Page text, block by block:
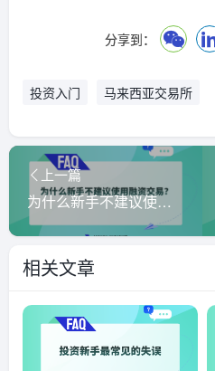
分享到：
投资入门 马来西亚交易所
上一篇
为什么新手不建议使用融资交易？
相关文章